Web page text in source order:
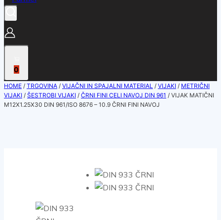
0
HOME / TRGOVINA / VIJAČNI IN SPAJALNI MATERIAL / VIJAKI / METRIČNI
VIJAKI / ŠESTROBI VIJAKI / ČRNI FINI CELI NAVOJ DIN 961 / VIJAK MATIČNI
M12X1.25X30 DIN 961/ISO 8676 – 10.9 ČRNI FINI NAVOJ